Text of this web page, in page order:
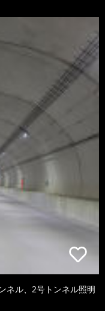
ネル、2号トンネル照明